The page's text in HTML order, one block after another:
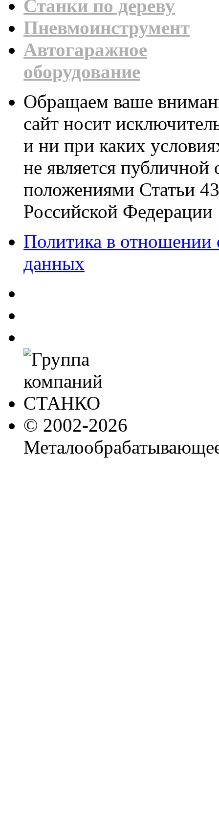
Станки по дереву
Пневмоинструмент
Автогаражное
оборудование
Обращаем ваше
сайт носит
и ни при каких
не является
положениями Статьи
Российской Федерации
Политика в отношении
данных
© 2002-2026